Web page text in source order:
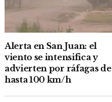
Alerta en San Juan: el
viento se intensifica y
advierten por ráfagas de
hasta 100 km/h